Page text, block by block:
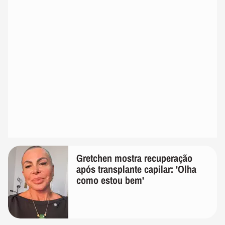
Gretchen mostra recuperação
após transplante capilar: 'Olha
como estou bem'